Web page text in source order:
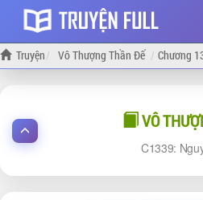
Truyện Vô Thượng Thần Đế Chương
VÔ
1339: